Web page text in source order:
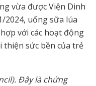
vừa được Viện Dinh
2024, uống sữa lúa
với các hoạt động
thiện sức bền của trẻ
Đây là chứng